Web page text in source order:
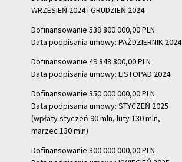
WRZESIEŃ 2024 i GRUDZIEŃ 2024
Dofinansowanie 539 800 000,00 PLN
Data podpisania umowy: PAŹDZIERNIK 2024
Dofinansowanie 49 848 800,00 PLN
Data podpisania umowy: LISTOPAD 2024
Dofinansowanie 350 000 000,00 PLN
Data podpisania umowy: STYCZEŃ 2025
(wpłaty styczeń 90 mln, luty 130 mln,
marzec 130 mln)
Dofinansowanie 300 000 000,00 PLN